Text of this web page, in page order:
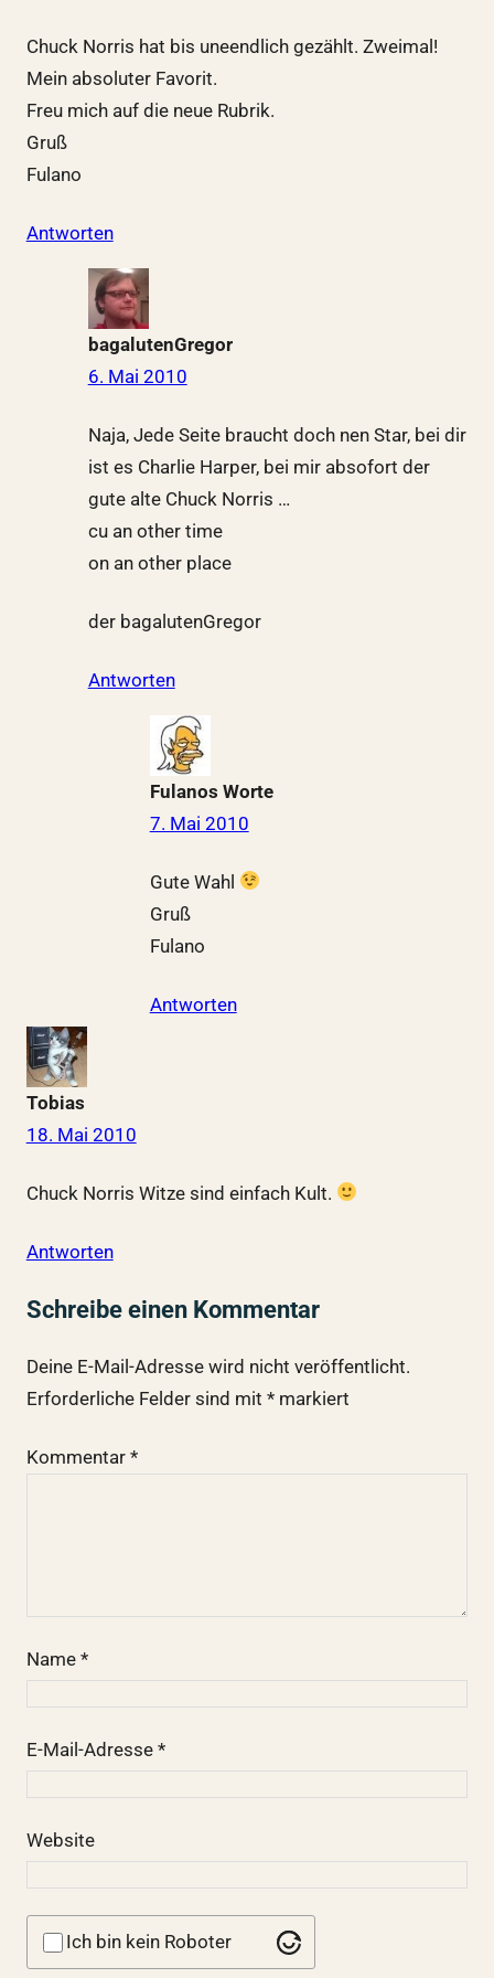
Chuck Norris hat bis uneendlich gezählt. Zweimal!
Mein absoluter Favorit.
Freu mich auf die neue Rubrik.
Gruß
Fulano
Antworten
bagalutenGregor
6. Mai 2010
Naja, Jede Seite braucht doch nen Star, bei dir
ist es Charlie Harper, bei mir absofort der
gute alte Chuck Norris …
cu an other time
on an other place
der bagalutenGregor
Antworten
Fulanos Worte
7. Mai 2010
Gute Wahl
Gruß
Fulano
Antworten
Tobias
18. Mai 2010
Chuck Norris Witze sind einfach Kult.
Antworten
Schreibe einen Kommentar
Deine E-Mail-Adresse wird nicht veröffentlicht.
Erforderliche Felder sind mit *markiert
Kommentar *
Name *
E-Mail-Adresse *
Website
Ich bin kein Roboter